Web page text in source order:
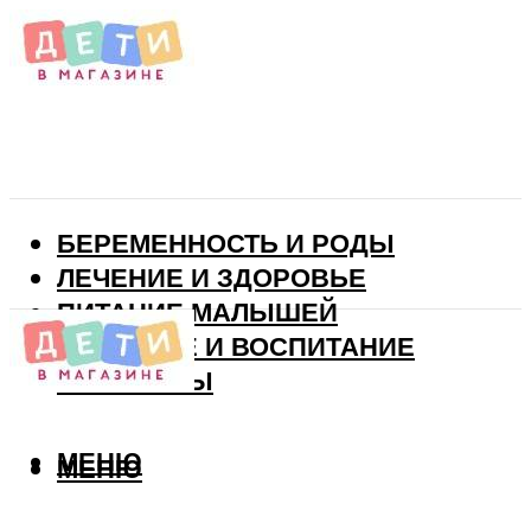
БЕРЕМЕННОСТЬ И РОДЫ
ЛЕЧЕНИЕ И ЗДОРОВЬЕ
ПИТАНИЕ МАЛЫШЕЙ
РАЗВИТИЕ И ВОСПИТАНИЕ
ВИТАМИНЫ
МЕНЮ
МЕНЮ